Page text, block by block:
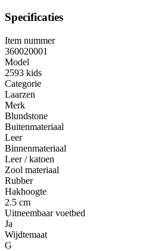
Specificaties
Item nummer
360020001
Model
2593 kids
Categorie
Laarzen
Merk
Blundstone
Buitenmateriaal
Leer
Binnenmateriaal
Leer / katoen
Zool materiaal
Rubber
Hakhoogte
2.5 cm
Uitneembaar voetbed
Ja
Wijdtemaat
G